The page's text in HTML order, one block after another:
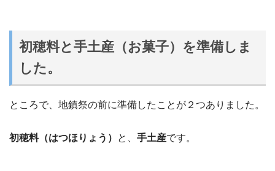
初穂料と手土産（お菓子）を準備しま
した。
ところで、地鎮祭の前に準備したことが２つありました。
初穂料（はつほりょう） と、 手土産です。